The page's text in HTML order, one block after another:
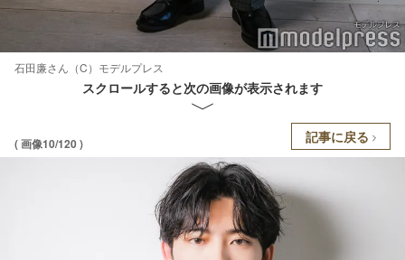
石田廉さん（C）モデルプレス
スクロールすると次の画像が表示されます
( 画像10/120 ) 記事に戻る